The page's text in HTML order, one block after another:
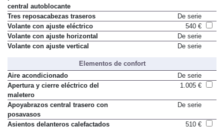
permanente con diferencial
central autoblocante
Tres reposacabezas traseros
De serie
Volante con ajuste eléctrico
540 €
Volante con ajuste horizontal
De serie
Elementos de confort
Aire acondicionado
De serie
Apertura y cierre eléctrico del
maletero
Apoyabrazos central trasero con
posavasos